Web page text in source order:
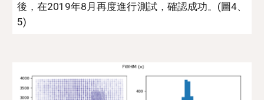
後，在2019年8月再度進行測試，確認成功。(圖4、
5)